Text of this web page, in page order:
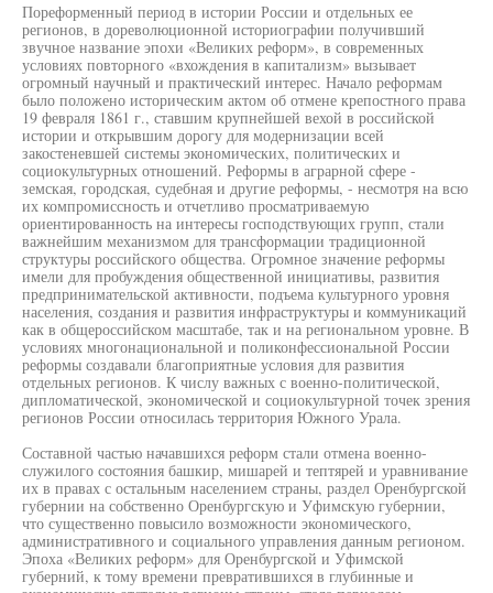
Пореформенный период в истории России и отдельных ее
регионов, в дореволюционной историографии получивший
звучное название эпохи «Великих реформ», в современных
условиях повторного «вхождения в капитализм» вызывает
огромный научный и практический интерес. Начало реформам
было положено историческим актом об отмене крепостного права
19 февраля 1861 г., ставшим крупнейшей вехой в российской
истории и открывшим дорогу для модернизации всей
закостеневшей системы экономических, политических и
социокультурных отношений. Реформы в аграрной сфере -
земская, городская, судебная и другие реформы, - несмотря на всю
их компромиссность и отчетливо просматриваемую
ориентированность на интересы господствующих групп, стали
важнейшим механизмом для трансформации традиционной
структуры российского общества. Огромное значение реформы
имели для пробуждения общественной инициативы, развития
предпринимательской активности, подъема культурного уровня
населения, создания и развития инфраструктуры и коммуникаций
как в общероссийском масштабе, так и на региональном уровне. В
условиях многонациональной и поликонфессиональной России
реформы создавали благоприятные условия для развития
отдельных регионов. К числу важных с военно-политической,
дипломатической, экономической и социокультурной точек зрения
регионов России относилась территория Южного Урала.
Составной частью начавшихся реформ стали отмена военно-
служилого состояния башкир, мишарей и тептярей и уравнивание
их в правах с остальным населением страны, раздел Оренбургской
губернии на собственно Оренбургскую и Уфимскую губернии,
что существенно повысило возможности экономического,
административного и социального управления данным регионом.
Эпоха «Великих реформ» для Оренбургской и Уфимской
губерний, к тому времени превратившихся в глубинные и